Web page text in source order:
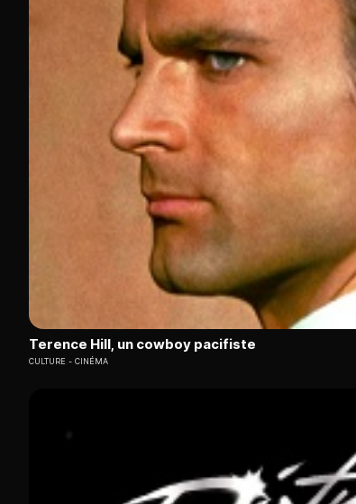
Terence Hill, un cowboy pacifiste
CULTURE CINÉMA